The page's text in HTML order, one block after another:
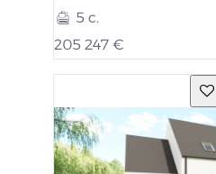
5 c.
205 247 €